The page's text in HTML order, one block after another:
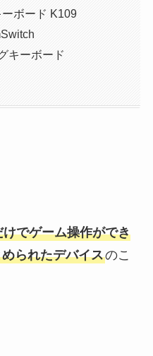
ボード K109
キーボード
けでゲーム操作ができ
られたデバイスのこ